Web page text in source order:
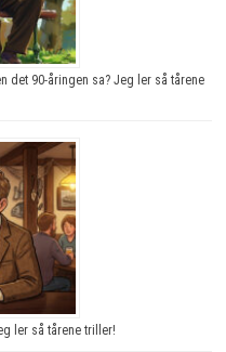
det 90-åringen sa? Jeg ler så tårene
ler så tårene triller!